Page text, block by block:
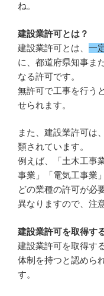
ね。
建設業許可とは？
建設業許可とは、 一
に、都道府県知事ま
なる許可です。
無許可で工事を行う
せられます。
また、建設業許可は
類されています。
例えば、「土木工事
事業」「電気工事業
どの業種の許可が必
異なりますので、注
建設業許可を取得す
建設業許可を取得す
体制を持つと認めら
す。